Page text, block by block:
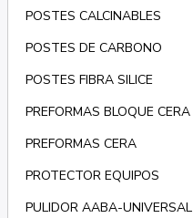
POSTES CALCINABLES
POSTES DE CARBONO
POSTES FIBRA SILICE
PREFORMAS BLOQUE CERA
PREFORMAS CERA
PROTECTOR EQUIPOS
PULIDOR AABA-UNIVERSAL